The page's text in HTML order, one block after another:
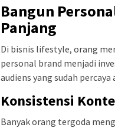
Bangun
Panjang
Di bisnis lifestyle, orang
personal brand menjadi
audiens yang sudah
Konsistensi
Banyak orang tergoda